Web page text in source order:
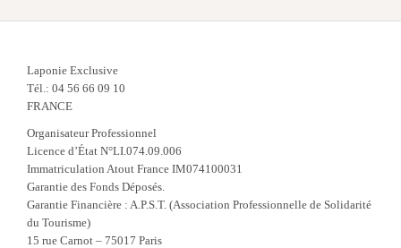
Laponie Exclusive
Tél.: 04 56 66 09 10
FRANCE
Organisateur Professionnel
Licence d’État N°LI.074.09.006
Immatriculation Atout France IM074100031
Garantie des Fonds Déposés.
Garantie Financière : A.P.S.T. (Association Professionnelle de Solidarité
du Tourisme)
15 rue Carnot – 75017 Paris